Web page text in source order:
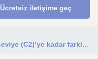
Ücretsiz iletişime geç
Başlangıç seviyesinden (A1) ileri seviye (C2)’ye kadar farklı yaş ve seviyelerde öğrencilerle çalışmaktayım.